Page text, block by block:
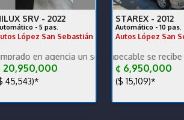
traspaso incluido en efectivo
SRV - 2022
- 5 pas.
López San Sebastián
un solo dueño récord y
20,950,000
45,543)*
STAREX - 2012
Automático - 10 pas.
Autos López San
Grand Starex impecable se recibe y se
¢ 6,950,000
($ 15,109)*